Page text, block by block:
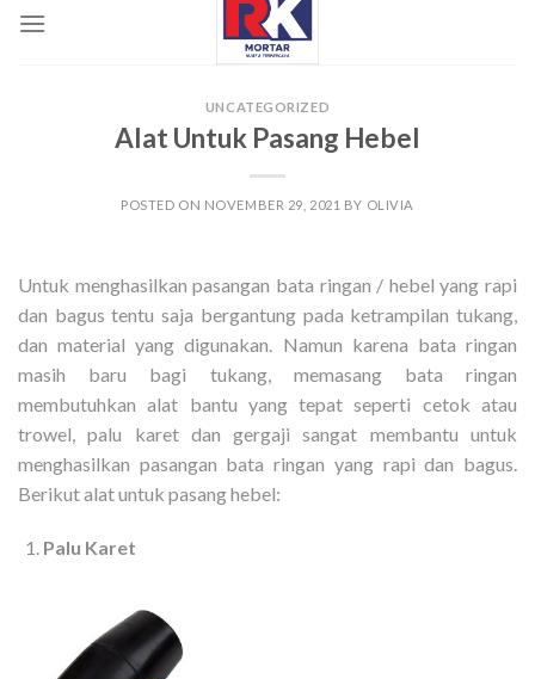
UNCATEGORIZED
Alat Untuk Pasang Hebel
POSTED ON NOVEMBER 29, 2021 BY OLIVIA
Untuk menghasilkan pasangan bata ringan / hebel yang rapi
dan bagus tentu saja bergantung pada ketrampilan tukang,
dan material yang digunakan. Namun karena bata ringan
masih baru bagi tukang, memasang bata ringan
membutuhkan alat bantu yang tepat seperti cetok atau
trowel, palu karet dan gergaji sangat membantu untuk
menghasilkan pasangan bata ringan yang rapi dan bagus.
Berikut alat untuk pasang hebel:
Palu Karet